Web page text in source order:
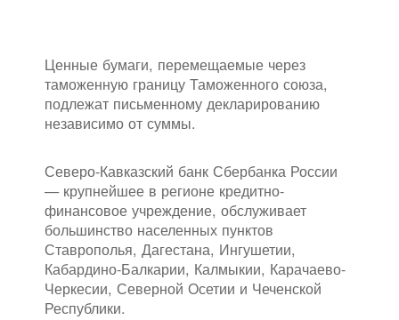
Ценные бумаги, перемещаемые через
таможенную границу Таможенного союза,
подлежат письменному декларированию
независимо от суммы.
Северо-Кавказский банк Сбербанка России
— крупнейшее в регионе кредитно-
финансовое учреждение, обслуживает
большинство населенных пунктов
Ставрополья, Дагестана, Ингушетии,
Кабардино-Балкарии, Калмыкии, Карачаево-
Черкесии, Северной Осетии и Чеченской
Республики.